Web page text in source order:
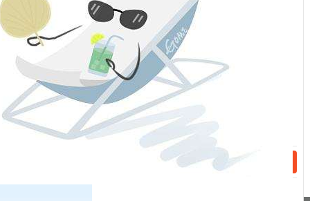
图片来源：中国人民银行福州中支微信公众号
相关新闻
2023-04-19
消费者保护-非法放贷那些事儿
2023-04-12 【观剧普法】看《狂飙》学反洗钱小知识